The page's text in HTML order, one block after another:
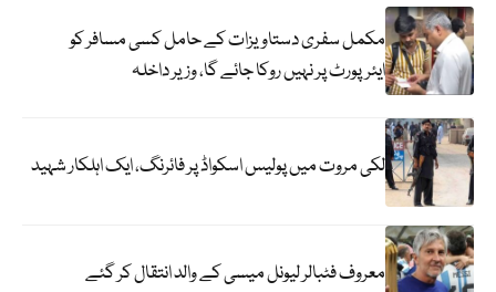
مکمل سفری دستاویزات کے حامل کسی مسافر کو
ایئرپورٹ پر نہیں روکا جائے گا، وزیر داخلہ
لکی مروت میں پولیس اسکواڈ پر فائرنگ، ایک اہلکار شہید
معروف فٹبالر لیونل میسی کے والد انتقال کر گئے